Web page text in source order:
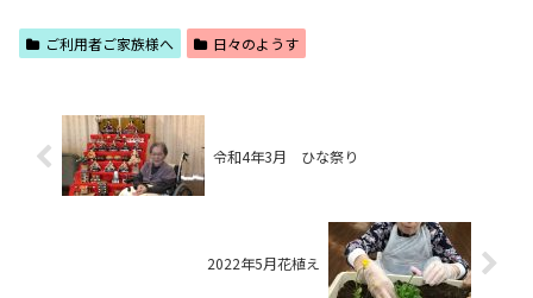
ご利用者ご家族様へ 日々のようす
令和4年3月 ひな祭り
2022年5月花植え